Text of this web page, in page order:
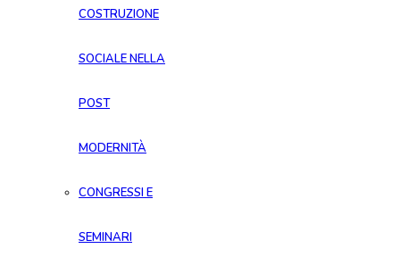
COSTRUZIONE
SOCIALE NELLA
POST
MODERNITÀ
CONGRESSI E
SEMINARI